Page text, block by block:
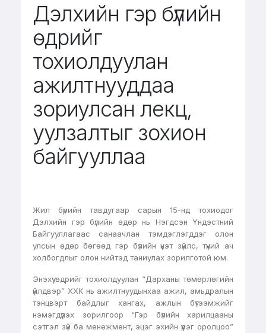
Дэлхийн гэр бүлийн
өдрийг
тохиолдуулан
ажилтнууддаа
зориулсан лекц,
уулзалтыг зохион
байгууллаа
Жил бүрийн тавдугаар сарын 15-нд тохиодог
Дэлхийн гэр бүлийн өдөр нь Нэгдсэн Үндэстний
Байгууллагаас санаачлан тэмдэглэгддэг олон
улсын өдөр бөгөөд гэр бүлийн үнэт зүйлс, түүний ач
холбогдлыг олон нийтэд таниулах зорилготой юм.
Энэхүү өдрийг тохиолдуулан “Дарханы төмөрлөгийн
үйлдвэр” ХХК нь ажилтнуудынхаа ажил, амьдралын
тэнцвэрт байдлыг хангах, ажлын бүтээмжийг
нэмэгдүүлэх зорилгоор “Гэр бүлийн харилцааны
сэтгэл зүй ба менежмент, эцэг эхийн үүрэг оролцоо”